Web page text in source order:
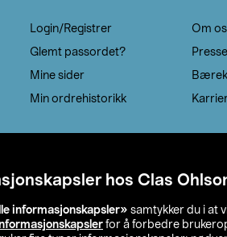
hos Clas
informasjonskapsler» samtykker du i at
for å forbedre
Login/Registrer
Glemt passordet?
Mine sider
Min ordrehistorikk
Om
Presse